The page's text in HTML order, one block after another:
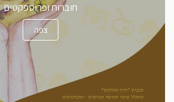
חוברות ופרוספקטים
צפה